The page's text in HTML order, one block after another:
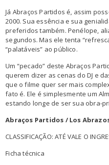
Já Abraços Partidos é, assim
2000. Sua essência e sua
preferidos também. Penélope,
segundos. Mas ele tenta
“palatáveis” ao público.
Um “pecado” deste Abraços
querem dizer as cenas do DJ e
que o filme quer ser mais
fato é. Ele é simplesmente um
estando longe de ser sua obra-
Abraços Partidos / Los
CLASSIFICAÇÃO: ATÉ VALE O
Ficha técnica